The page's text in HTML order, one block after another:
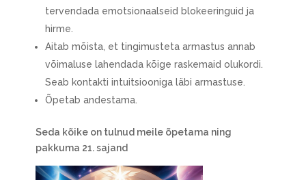
tervendada emotsionaalseid blokeeringuid ja
hirme.
Aitab mõista, et tingimusteta armastus annab
võimaluse lahendada kõige raskemaid olukordi.
Seab kontakti intuitsiooniga läbi armastuse.
Õpetab andestama.
Seda kõike on tulnud meile õpetama ning
pakkuma 21. sajand